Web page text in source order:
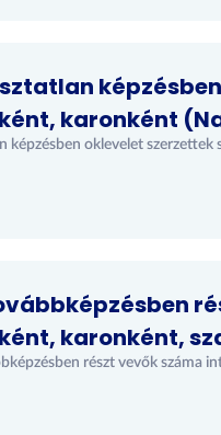
karonként
képzésben oklevelet
karonként,
részt vevők száma